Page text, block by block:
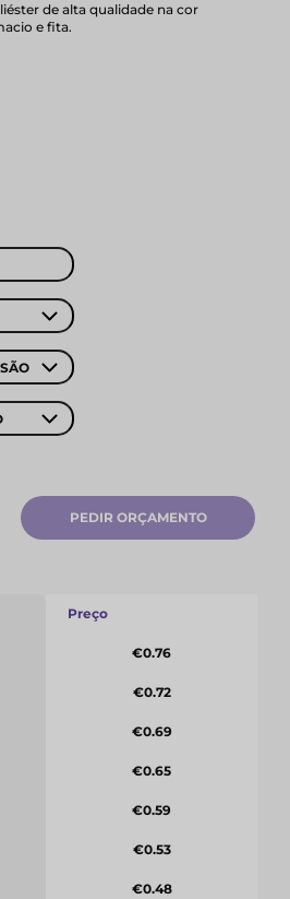
de alta qualidade na cor
e fita.
PEDIR ORÇAMENTO
Preço
€0.76
€0.72
€0.69
€0.65
€0.59
€0.53
€0.48